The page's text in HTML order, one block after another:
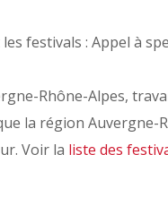
festivals : Appel à
Rhône-Alpes,
la région
Voir la liste des